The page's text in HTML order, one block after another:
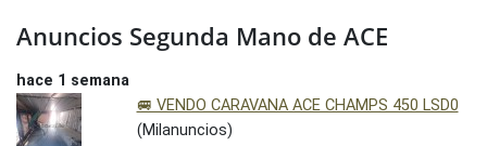
Anuncios Segunda Mano de ACE
hace 1 semana
🚐 VENDO CARAVANA ACE CHAMPS 450 LSD0
(Milanuncios)